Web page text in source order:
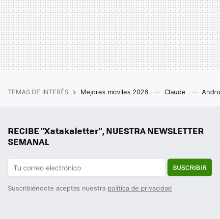
TEMAS DE INTERÉS Mejores moviles 2026 Claude
RECIBE "Xatakaletter", NUESTRA NEWSLETTER
SEMANAL
SUSCRIBIR
Suscribiéndote aceptas nuestra política de privacidad